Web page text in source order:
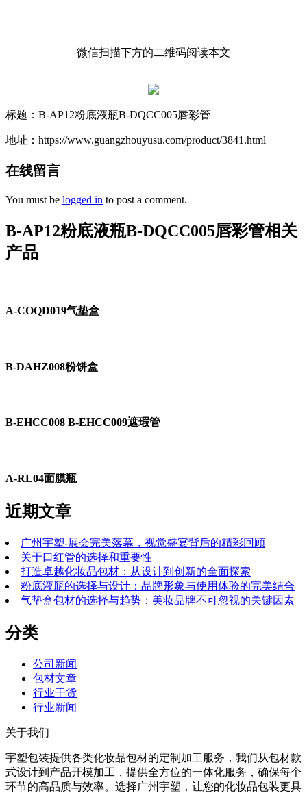
微信扫描下方的二维码阅读本文
标题：B-AP12粉底液瓶B-DQCC005唇彩管
地址：https://www.guangzhouyusu.com/product/3841.html
在线留言
You must be logged in to post a comment.
B-AP12粉底液瓶B-DQCC005唇彩管相关
产品
A-COQD019气垫盒
B-DAHZ008粉饼盒
B-EHCC008 B-EHCC009遮瑕管
A-RL04面膜瓶
近期文章
广州宇塑-展会完美落幕，视觉盛宴背后的精彩回顾
关于口红管的选择和重要性
打造卓越化妆品包材：从设计到创新的全面探索
粉底液瓶的选择与设计：品牌形象与使用体验的完美结合
气垫盒包材的选择与趋势：美妆品牌不可忽视的关键因素
分类
公司新闻
包材文章
行业干货
行业新闻
关于我们
宇塑包装提供各类化妆品包材的定制加工服务，我们从包材款
式设计到产品开模加工，提供全方位的一体化服务，确保每个
环节的高品质与效率。选择广州宇塑，让您的化妆品包装更具